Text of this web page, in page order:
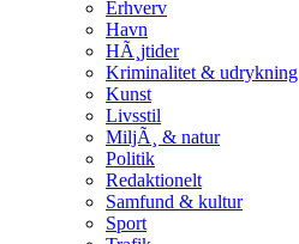
Erhverv
Havn
HÃ¸jtider
Kriminalitet & udrykning
Kunst
Livsstil
MiljÃ¸ & natur
Politik
Redaktionelt
Samfund & kultur
Sport